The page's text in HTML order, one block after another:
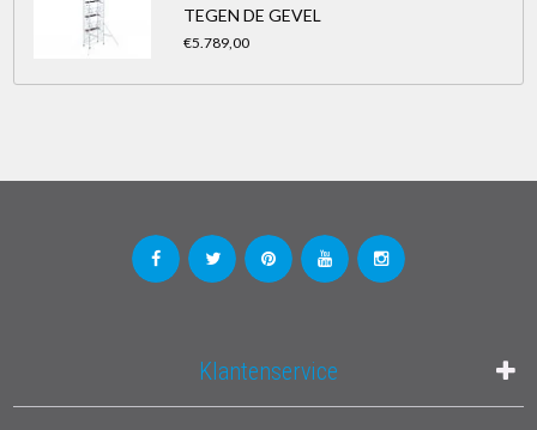
TEGEN DE GEVEL
€5.789,00
Klantenservice